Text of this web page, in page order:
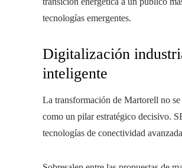
tecnologías emergentes.
Digitalización
inteligente
La transformación de Martorell no
como un pilar estratégico decisivo.
tecnologías de conectividad